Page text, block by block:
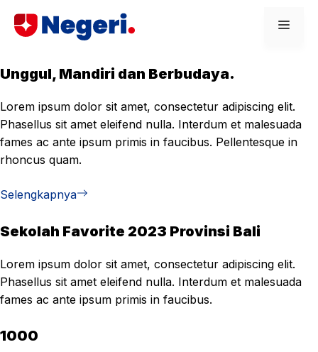
Unggul, Mandiri dan Berbudaya.
Lorem ipsum dolor sit amet, consectetur adipiscing elit.
Phasellus sit amet eleifend nulla. Interdum et malesuada
fames ac ante ipsum primis in faucibus. Pellentesque in
rhoncus quam.
Selengkapnya
Sekolah Favorite 2023 Provinsi Bali
Lorem ipsum dolor sit amet, consectetur adipiscing elit.
Phasellus sit amet eleifend nulla. Interdum et malesuada
fames ac ante ipsum primis in faucibus.
1000